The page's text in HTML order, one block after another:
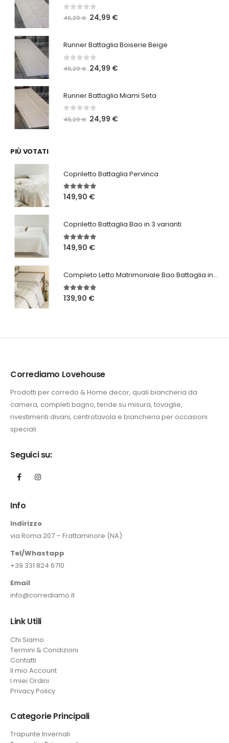
0 Su 5
46,20€ Il
era:
46,20 €.
24,99 €Il
è:
Runner Battaglia Boiserie Beige
46,20€ Il
era:
46,20 €.
24,99 €Il
è:
Runner Battaglia Miami Seta
46,20€ Il24,99 €Il
PIÙ VOTATI
Copriletto Battaglia Pervinca
5.00Su 5
149,90 €
Copriletto Battaglia Bao in 3 varianti
5.00Su 5
149,90 €
Completo Letto Matrimoniale Bao Battaglia in 3 varianti
5.00Su 5
139,90 €
Corrediamo Lovehouse
Prodotti per corredo & Home decor, quali biancheria da
camera, completi bagno, tende su misura, tovaglie,
rivestimenti divani, centrotavola e biancheria per occasioni
speciali.
Seguici su:
Info
Indirizzo
via Roma 207 – Frattaminore (NA)
Tel/Whastapp
+39 331 824 6710
Email
info@corrediamo.it
Link Utili
Chi Siamo
Termini & Condizioni
Contatti
Il mio Account
I miei Ordini
Privacy Policy
Categorie Principali
Trapunte Invernali